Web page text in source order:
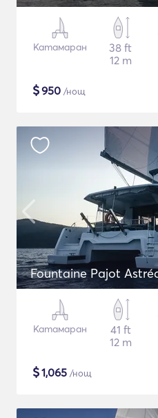
Катамаран
38 ft
12 m
$950 /нощ
Fountaine Pajot
Катамаран
41 ft
12 m
$1,065 /нощ